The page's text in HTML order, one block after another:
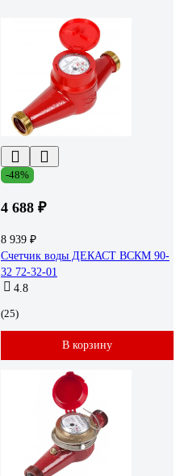
-48%
4 688 ₽
8 939 ₽
Счетчик воды ДЕКАСТ ВСКМ 90-
32 72-32-01
4.8
(25)
В корзину